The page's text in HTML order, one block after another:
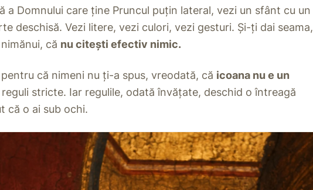
a Domnului care ține Pruncul puțin lateral, vezi un sfânt cu un
deschisă. Vezi litere, vezi culori, vezi gesturi. Și-ți dai seama,
că nu citești efectiv nimic.
că nimeni nu ți-a spus, vreodată, că icoana nu e un
stricte. Iar regulile, odată învățate, deschid o întreagă
că o ai sub ochi.